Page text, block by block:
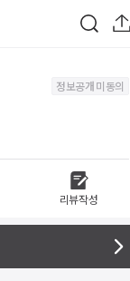
정보공개 미동의
리뷰작성